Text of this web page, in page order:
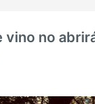
vino no